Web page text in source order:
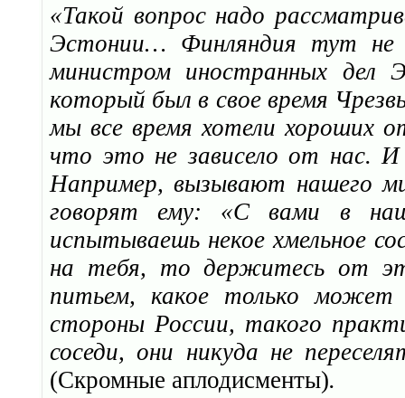
«Такой вопрос надо
Эстонии… Финляндия тут
министром иностранных
который был в свое время
мы все время хотели хороших
что это не зависело от нас.
Например, вызывают нашего
говорят ему: «С вами в
испытываешь некое хмельное
на тебя, то держитесь от
питьем, какое только
стороны России, такого
соседи, они никуда не
(Скромные аплодисменты).